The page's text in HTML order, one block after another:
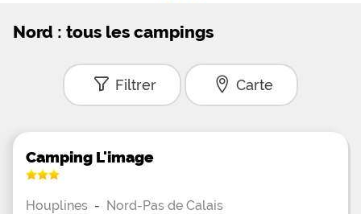
Nord : tous les campings
Filtrer Carte
Camping L'image
Houplines - Nord-Pas de Calais